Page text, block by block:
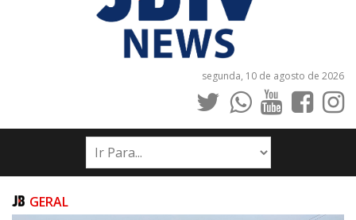
segunda, 10 de agosto de 2026
INÍCIO
NOTÍCIAS
GERAL